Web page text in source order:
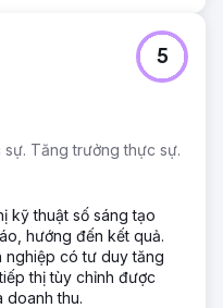
lý dự án để thực hiện
lại những kết quả đáng
tăng trưởng thành viên
trong khi giảm chi tiêu
của họ đã đưa công ty
với mức tăng
quan hệ đối tác bắt
hành động, giao tiếp
nhóm của Walden đã
đáng tin cậy của bộ
doanh hữu hình.
Tăng trưởng thực sự.
5
kỹ thuật số sáng tạo
hướng đến kết quả.
nghiệp có tư duy tăng
thị tùy chỉnh được
doanh thu.